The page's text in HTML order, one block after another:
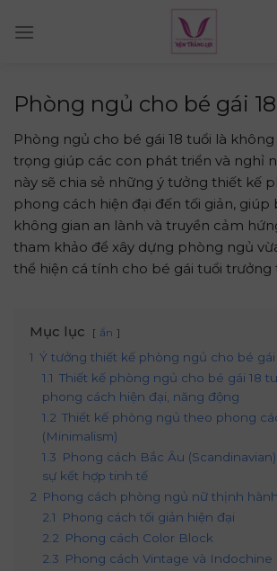
Phòng ngủ cho bé gái
Phòng ngủ cho bé gái 18 tuổi là
trọng giúp các con phát triển và nghỉ
này sẽ chia sẻ những ý tưởng thiết kế
phong cách hiện đại đến tối giản, giúp
không gian an lành và truyền cảm
tham khảo để xây dựng phòng ngủ
thể hiện cá tính cho bé gái tuổi trưởng
Mục lục ẩn
1 Ý tưởng thiết kế phòng ngủ cho bé gái
1.1 Thiết kế phòng ngủ cho bé gái 18
phong cách hiện đại, năng động
1.2 Thiết kế phòng ngủ theo phong
(Minimalism)
1.3 Phong cách Bắc Âu
sự kết hợp tinh tế
2 Phong cách phòng ngủ nữ thịnh
2.1
Phong cách tối giản hiện đại
2.2 Phong cách Color Block
2.3 Phong cách Vintage và Indochine